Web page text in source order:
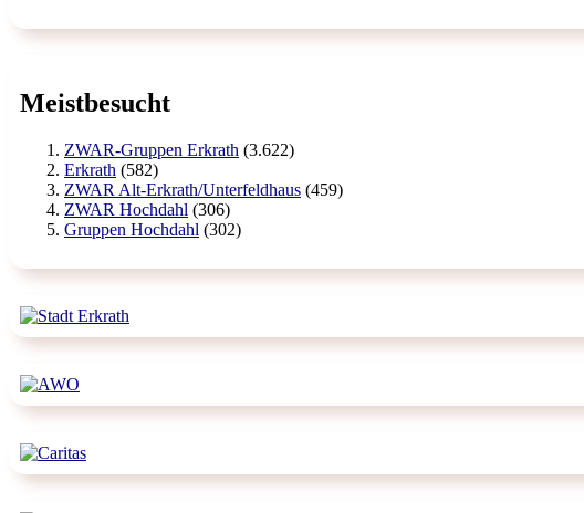
Meistbesucht
ZWAR-Gruppen Erkrath (3.622)
Erkrath (582)
ZWAR Alt-Erkrath/Unterfeldhaus (459)
ZWAR Hochdahl (306)
Gruppen Hochdahl (302)